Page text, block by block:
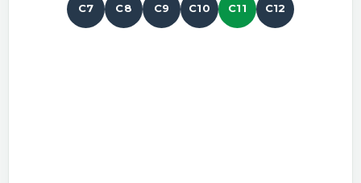
C7 C8 C9 C10 C11 C12